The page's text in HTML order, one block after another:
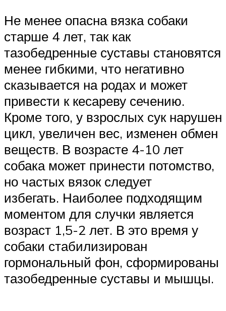
Не менее опасна вязка собаки
старше 4 лет, так как
тазобедренные суставы становятся
менее гибкими, что негативно
сказывается на родах и может
привести к кесареву сечению.
Кроме того, у взрослых сук нарушен
цикл, увеличен вес, изменен обмен
веществ. В возрасте 4-10 лет
собака может принести потомство,
но частых вязок следует
избегать. Наиболее подходящим
моментом для случки является
возраст 1,5-2 лет. В это время у
собаки стабилизирован
гормональный фон, сформированы
тазобедренные суставы и мышцы.